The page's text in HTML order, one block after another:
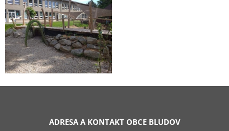
ADRESA A KONTAKT OBCE BLUDOV